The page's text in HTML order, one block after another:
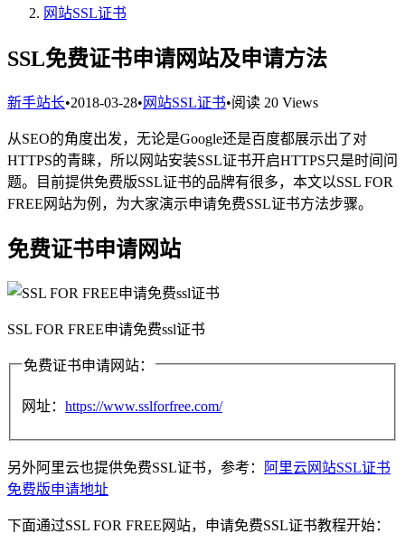
网站SSL证书
SSL免费证书申请网站及申请方法
新手站长•2018-03-28• 网站SSL证书•阅读 20 Views
从SEO的角度出发，无论是Google还是百度都展示出了对
HTTPS的青睐，所以网站安装SSL证书开启HTTPS只是时间问
题。目前提供免费版SSL证书的品牌有很多，本文以SSL FOR
FREE网站为例，为大家演示申请免费SSL证书方法步骤。
免费证书申请网站
SSL FOR FREE申请免费ssl证书
免费证书申请网站：
网址： https://www.sslforfree.com/
另外阿里云也提供免费SSL证书，参考：
阿里云网站SSL证书
免费版申请地址
下面通过SSL FOR FREE网站，申请免费SSL证书教程开始：